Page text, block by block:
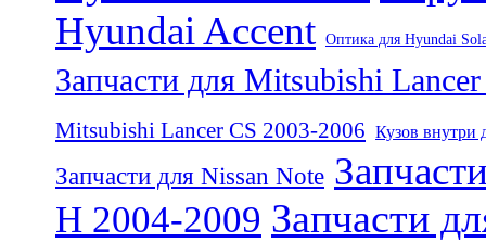
Hyundai Accent Оптика для Hyundai
Запчасти для Mitsubishi
Mitsubishi Lancer CS 2003-2006 Кузов внутри
Запчасти для Nissan Note
H 2004-2009 Запчасти